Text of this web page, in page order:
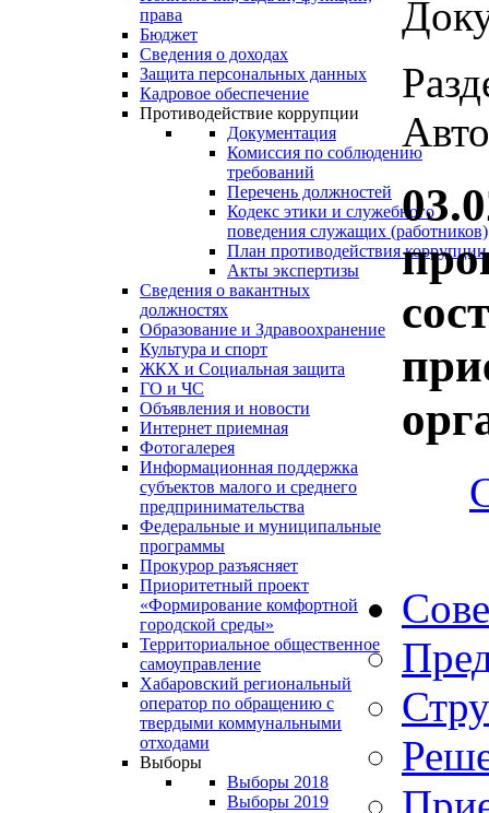
права
Бюджет
Сведения о доходах
Защита персональных данных
Кадровое обеспечение
Противодействие коррупции
Документация
Комиссия по соблюдению
требований
Перечень должностей
Кодекс этики и служебного
поведения служащих (работников)
План противодействия коррупции
Акты экспертизы
Сведения о вакантных
должностях
Образование и Здравоохранение
Культура и спорт
ЖКХ и Социальная защита
ГО и ЧС
Объявления и новости
Интернет приемная
Фотогалерея
Информационная поддержка
субъектов малого и среднего
предпринимательства
Федеральные и муниципальные
программы
Прокурор разъясняет
Приоритетный проект
«Формирование комфортной
городской среды»
Территориальное общественное
самоуправление
Хабаровский региональный
оператор по обращению с
твердыми коммунальными
отходами
Выборы
Выборы 2018
Выборы 2019